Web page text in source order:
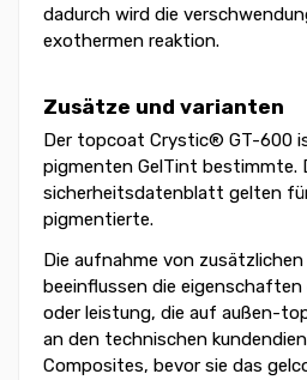
dadurch wird die
exothermen reaktion.
Zusätze und varianten
Der topcoat Crystic® GT-600
pigmenten GelTint bestimmte.
sicherheitsdatenblatt gelten
pigmentierte.
Die aufnahme von
beeinflussen die
oder leistung, die auf außen-
an den technischen
Composites, bevor sie das